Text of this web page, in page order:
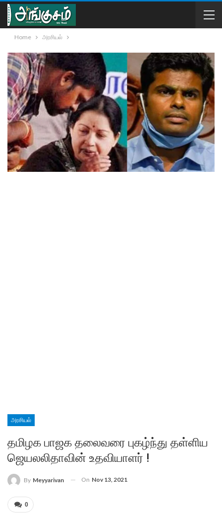
Home அரசியல்
அரசியல்
தமிழக பாஜக தலைவரை புகழ்ந்து தள்ளிய
ஜெயலலிதாவின் உதவியாளர் !
By Meyyarivan On Nov 13, 2021
0